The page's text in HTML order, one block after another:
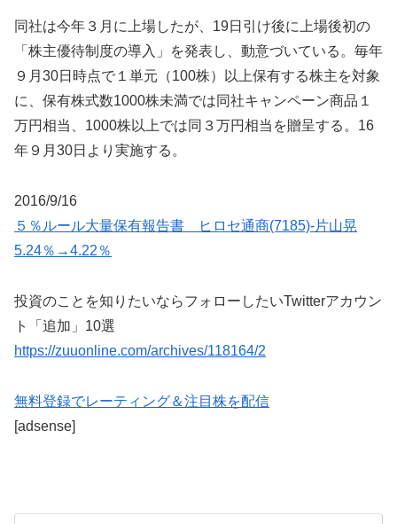
同社は今年３月に上場したが、19日引け後に上場後初の
「株主優待制度の導入」を発表し、動意づいている。毎年
９月30日時点で１単元（100株）以上保有する株主を対象
に、保有株式数1000株未満では同社キャンペーン商品１
万円相当、1000株以上では同３万円相当を贈呈する。16
年９月30日より実施する。
2016/9/16
５％ルール大量保有報告書 ヒロセ通商(7185)-片山晃
5.24％→4.22％
投資のことを知りたいならフォローしたいTwitterアカウン
ト「追加」10選
https://zuuonline.com/archives/118164/2
無料登録でレーティング＆注目株を配信
[adsense]